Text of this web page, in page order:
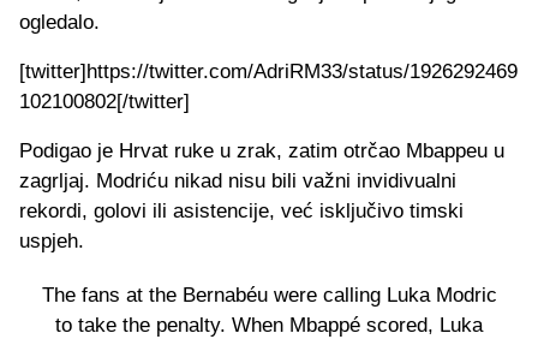
ogledalo.
[twitter]https://twitter.com/AdriRM33/status/1926292469
102100802[/twitter]
Podigao je Hrvat ruke u zrak, zatim otrčao Mbappeu u
zagrljaj. Modriću nikad nisu bili važni invidivualni
rekordi, golovi ili asistencije, već isključivo timski
uspjeh.
The fans at the Bernabéu were calling Luka Modric
to take the penalty. When Mbappé scored, Luka